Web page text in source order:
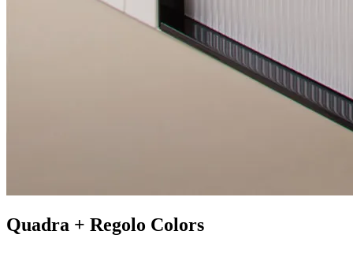
Quadra + Regolo Colors